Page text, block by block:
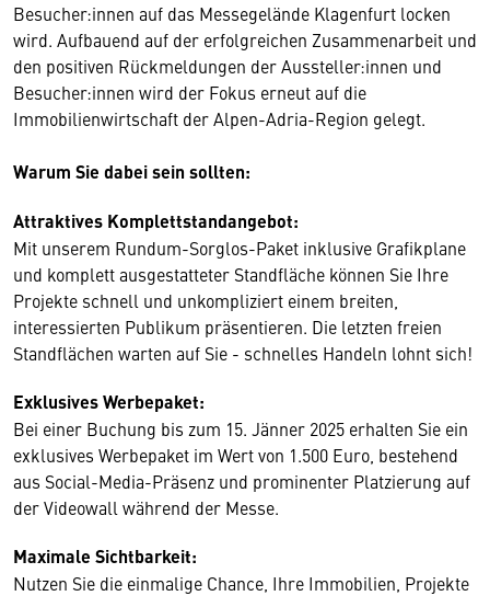
Besucher:innen auf das Messegelände Klagenfurt locken
wird. Aufbauend auf der erfolgreichen Zusammenarbeit und
den positiven Rückmeldungen der Aussteller:innen und
Besucher:innen wird der Fokus erneut auf die
Immobilienwirtschaft der Alpen-Adria-Region gelegt.
Warum Sie dabei sein sollten:
Attraktives Komplettstandangebot:
Mit unserem Rundum-Sorglos-Paket inklusive Grafikplane
und komplett ausgestatteter Standfläche können Sie Ihre
Projekte schnell und unkompliziert einem breiten,
interessierten Publikum präsentieren. Die letzten freien
Standflächen warten auf Sie - schnelles Handeln lohnt sich!
Exklusives Werbepaket:
Bei einer Buchung bis zum 15. Jänner 2025 erhalten Sie ein
exklusives Werbepaket im Wert von 1.500 Euro, bestehend
aus Social-Media-Präsenz und prominenter Platzierung auf
der Videowall während der Messe.
Maximale Sichtbarkeit:
Nutzen Sie die einmalige Chance, Ihre Immobilien, Projekte